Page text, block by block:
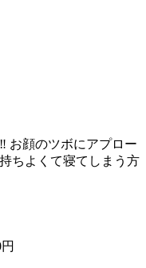
お顔のツボにアプロー
ちよくて寝てしまう方